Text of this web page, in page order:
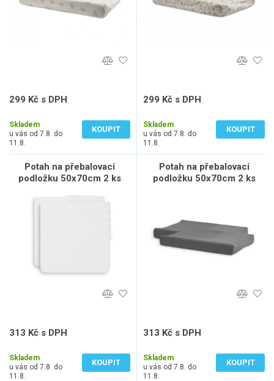
299 Kč s DPH
Skladem
u vás od 7.8. do
11.8.
KOUPIT
299 Kč s DPH
Skladem
u vás od 7.8. do
11.8.
KOUPIT
Potah na přebalovací
podložku 50x70cm 2 ks
313 Kč s DPH
Skladem
u vás od 7.8. do
11.8.
KOUPIT
Potah na přebalovací
podložku 50x70cm 2 ks
313 Kč s DPH
Skladem
u vás od 7.8. do
11.8.
KOUPIT